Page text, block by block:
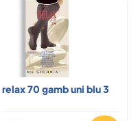
relax 70 gamb uni blu 3